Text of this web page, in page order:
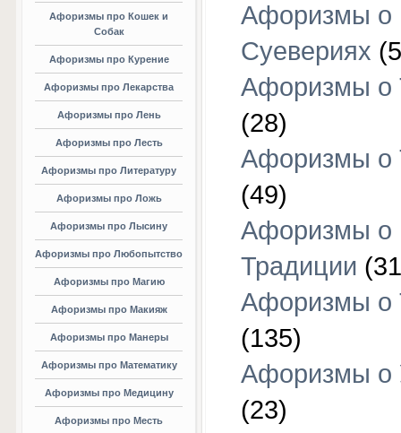
Афоризмы про Кошек и
Собак
Афоризмы про Курение
Афоризмы про Лекарства
Афоризмы про Лень
Афоризмы про Лесть
Афоризмы про Литературу
Афоризмы про Ложь
Афоризмы про Лысину
Афоризмы про Любопытство
Афоризмы про Магию
Афоризмы про Макияж
Афоризмы про Манеры
Афоризмы про Математику
Афоризмы про Медицину
Афоризмы про Месть
Афоризмы о
Суевериях
Афоризмы о
(28)
Афоризмы о
(49)
Афоризмы о
Традиции
Афоризмы о
(135)
Афоризмы о
(23)